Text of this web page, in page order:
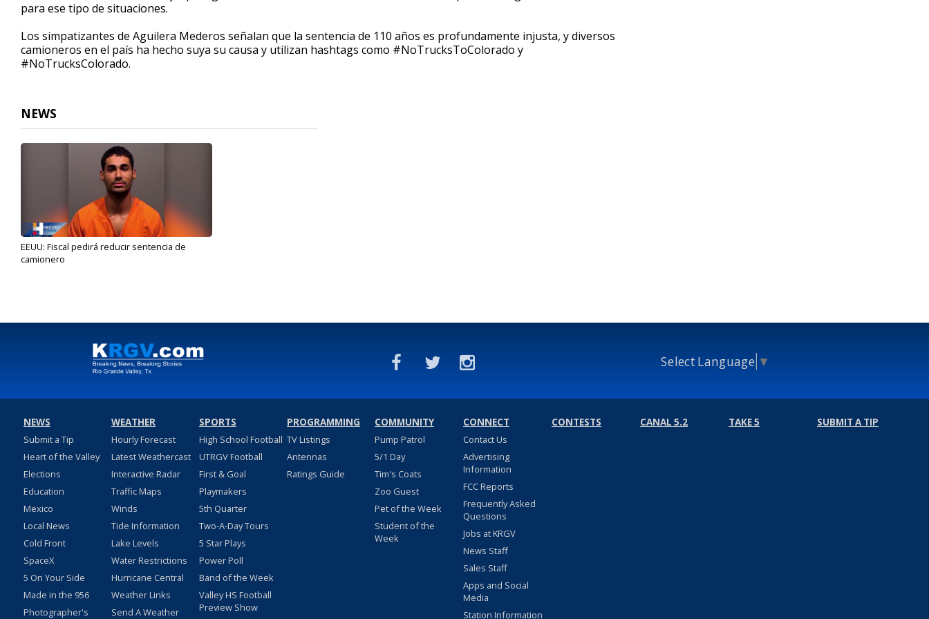
para ese tipo de situaciones.
Los simpatizantes de Aguilera Mederos señalan que la sentencia de 110 años es profundamente injusta, y diversos
camioneros en el país ha hecho suya su causa y utilizan hashtags como #NoTrucksToColorado y
#NoTrucksColorado.
NEWS
EEUU: Fiscal pedirá reducir sentencia de
camionero
Select Language ▼
NEWS
Submit a Tip
Heart of the Valley
Elections
Education
Mexico
Local News
Cold Front
SpaceX
5 On Your Side
Made in the 956
Photographer's
WEATHER
Hourly Forecast
Latest Weathercast
Interactive Radar
Traffic Maps
Winds
Tide Information
Lake Levels
Water Restrictions
Hurricane Central
Weather Links
Send A Weather
SPORTS
High School Football
UTRGV Football
First & Goal
Playmakers
5th Quarter
Two-A-Day Tours
5 Star Plays
Power Poll
Band of the Week
Valley HS Football
Preview Show
PROGRAMMING
TV Listings
Antennas
Ratings Guide
COMMUNITY
Pump Patrol
5/1 Day
Tim's Coats
Zoo Guest
Pet of the Week
Student of the
Week
CONNECT
Contact Us
Advertising
Information
FCC Reports
Frequently Asked
Questions
Jobs at KRGV
News Staff
Sales Staff
Apps and Social
Media
Station Information
CONTESTS CANAL 5.2 TAKE 5 SUBMIT A TIP